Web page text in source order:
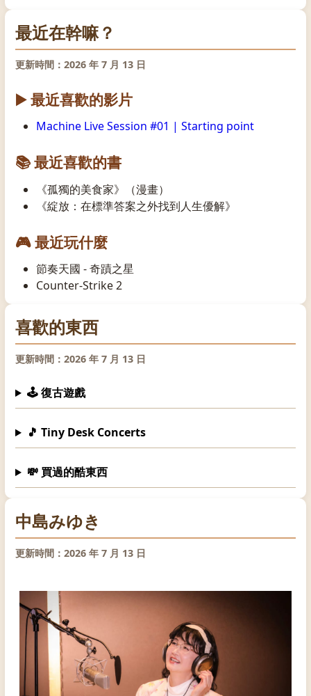
最近在幹嘛？
更新時間：2026 年 7 月 13 日
▶️ 最近喜歡的影片
Machine Live Session #01 | Starting point
📚 最近喜歡的書
《孤獨的美食家》（漫畫）
《綻放：在標準答案之外找到人生優解》
🎮 最近玩什麼
節奏天國 - 奇蹟之星
Counter-Strike 2
喜歡的東西
更新時間：2026 年 7 月 13 日
🕹️ 復古遊戲
🎵 Tiny Desk Concerts
💸 買過的酷東西
中島みゆき
更新時間：2026 年 7 月 13 日